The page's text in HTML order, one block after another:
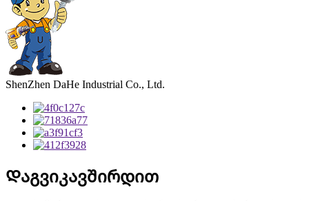
ShenZhen DaHe Industrial Co., Ltd.
Დაგვიკავშირდით